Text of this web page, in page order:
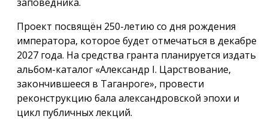
Проект посвящён 250-летию со дня рождения
императора, которое будет отмечаться в декабре
2027 года. На средства гранта планируется издать
альбом-каталог «Александр I. Царствование,
закончившееся в Таганроге», провести
реконструкцию бала александровской эпохи и
цикл публичных лекций.